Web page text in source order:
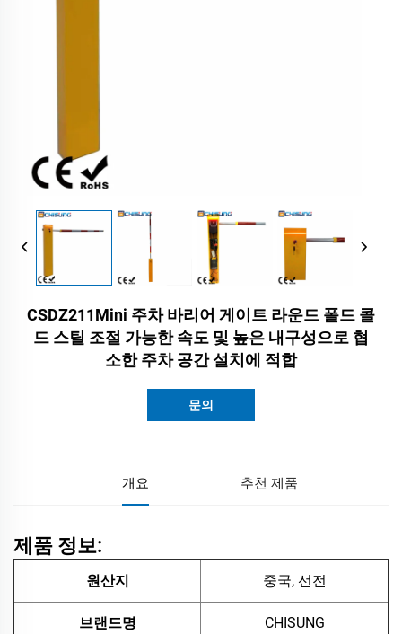
CSDZ211Mini 주차 바리어 게이트 라운드 폴드 콜
드 스틸 조절 가능한 속도 및 높은 내구성으로 협
소한 주차 공간 설치에 적합
문의
개요 추천 제품
제품 정보:
원산지 중국, 선전
브랜드명 CHISUNG